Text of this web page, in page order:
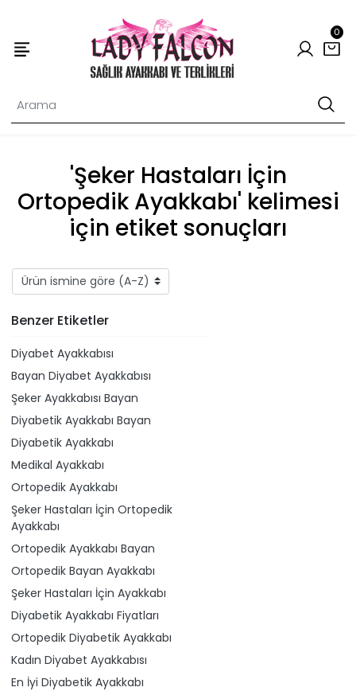
0
'Şeker Hastaları İçin
Ortopedik Ayakkabı' kelimesi
için etiket sonuçları
Benzer Etiketler
Diyabet Ayakkabısı
Bayan Diyabet Ayakkabısı
Şeker Ayakkabısı Bayan
Diyabetik Ayakkabı Bayan
Diyabetik Ayakkabı
Medikal Ayakkabı
Ortopedik Ayakkabı
Şeker Hastaları İçin Ortopedik
Ayakkabı
Ortopedik Ayakkabı Bayan
Ortopedik Bayan Ayakkabı
Şeker Hastaları İçin Ayakkabı
Diyabetik Ayakkabı Fiyatları
Ortopedik Diyabetik Ayakkabı
Kadın Diyabet Ayakkabısı
En İyi Diyabetik Ayakkabı